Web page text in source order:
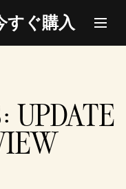
すぐ購入
UPDATE